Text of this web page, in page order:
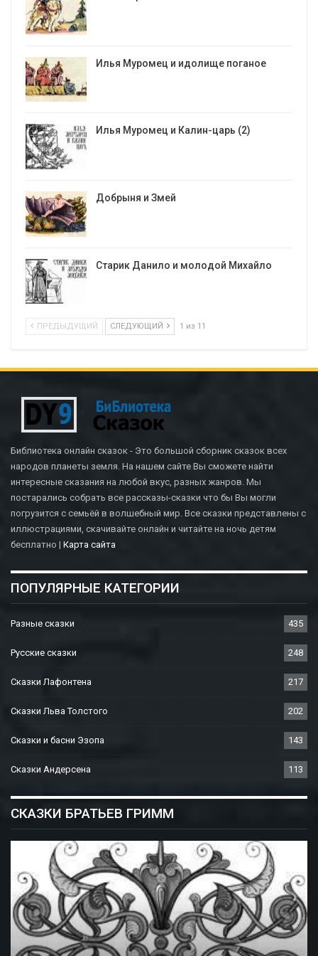
Илья Муромец и идолище поганое
Илья Муромец и Калин-царь (2)
Добрыня и Змей
Старик Данило и молодой Михайло
ПРЕДЫДУЩИЙ СЛЕДУЮЩИЙ 1 из 11
Библиотека онлайн сказок - Это большой сборник сказок всех
народов планеты земля. На нашем сайте Вы сможете найти
интересные сказания на любой вкус, разных жанров. Мы
постарались собрать все рассказы-сказки что бы Вы могли
погрузится с семьёй в волшебный мир. Все сказки представлены с
иллюстрациями, скачивайте онлайн и читайте на ночь детям
бесплатно | Карта сайта
ПОПУЛЯРНЫЕ КАТЕГОРИИ
Разные сказки 435
Русские сказки 248
Сказки Лафонтена 217
Сказки Льва Толстого 202
Сказки и басни Эзопа 143
Сказки Андерсена 113
СКАЗКИ БРАТЬЕВ ГРИММ